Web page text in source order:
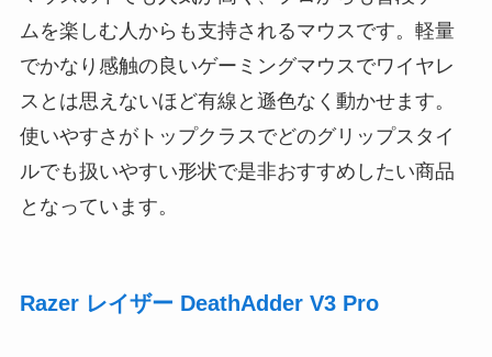
ムを楽しむ人からも支持されるマウスです。軽量
でかなり感触の良いゲーミングマウスでワイヤレ
スとは思えないほど有線と遜色なく動かせます。
使いやすさがトップクラスでどのグリップスタイ
ルでも扱いやすい形状で是非おすすめしたい商品
となっています。
Razer レイザー DeathAdder V3 Pro